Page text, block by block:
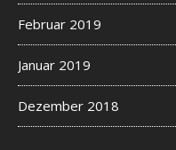
t
r
m
t
Februar 2019
Januar 2019
Dezember 2018